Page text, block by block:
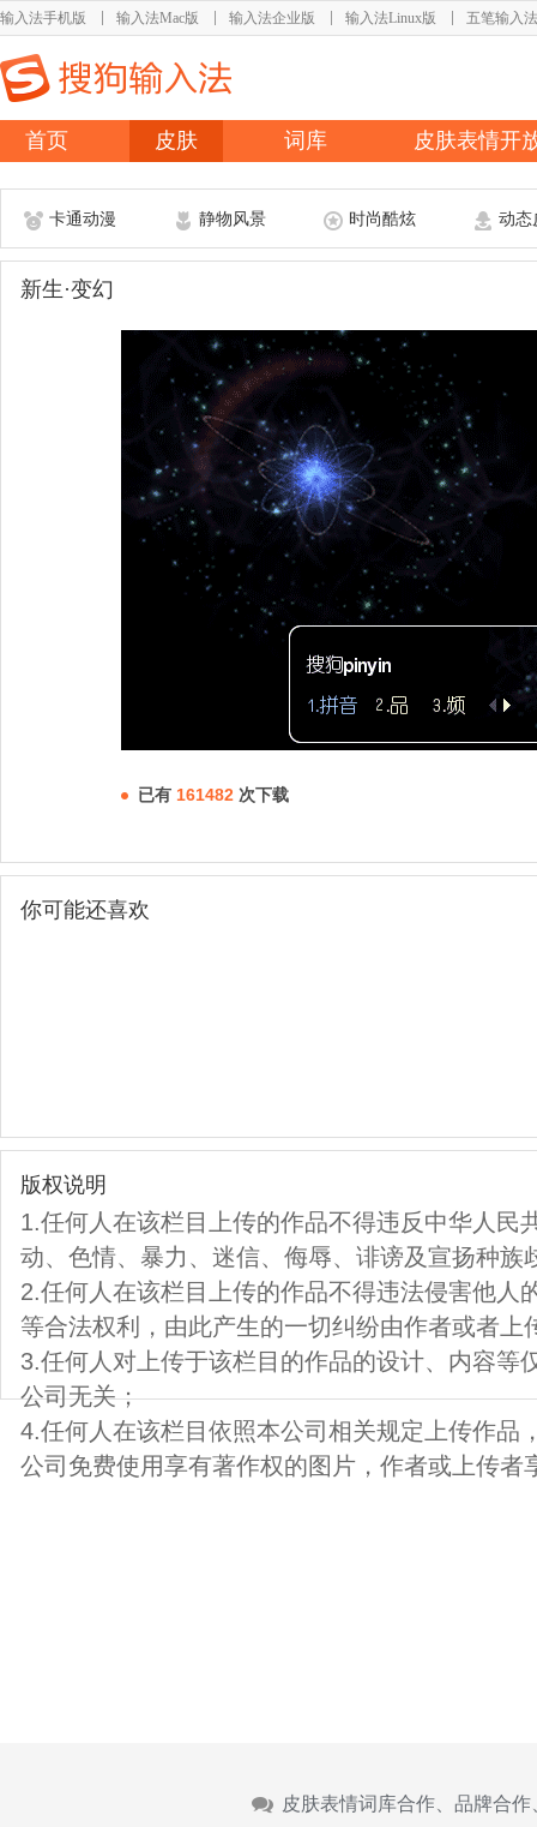
输入法手机版 输入法Mac版 输入法企业版 输入法Linux版 五笔输入法
首页 皮肤 词库 皮肤表情开
卡通动漫 静物风景 时尚酷炫 动态
新生·变幻
已有 161482 次下载
你可能还喜欢
版权说明
1.任何人在该栏目上传的作品不得违反中华人民
动、色情、暴力、迷信、侮辱、诽谤及宣扬种族
2.任何人在该栏目上传的作品不得违法侵害他人
等合法权利，由此产生的一切纠纷由作者或者上
3.任何人对上传于该栏目的作品的设计、内容等
公司无关；
4.任何人在该栏目依照本公司相关规定上传作品
公司免费使用享有著作权的图片，作者或上传者
皮肤表情词库合作、品牌合